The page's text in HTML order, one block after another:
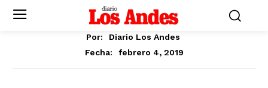
Por:
Diario Los Andes
Fecha:
febrero 4, 2019